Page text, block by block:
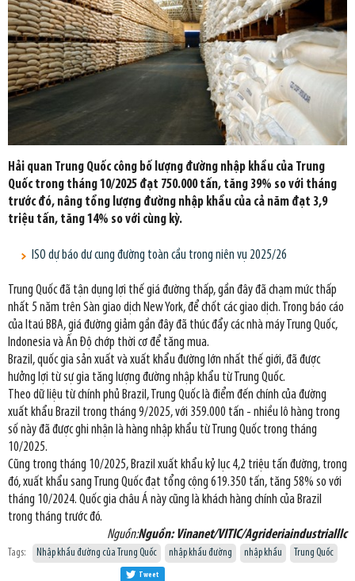
Hải quan Trung Quốc công bố lượng đường nhập khẩu của Trung
Quốc trong tháng 10/2025 đạt 750.000 tấn, tăng 39% so với tháng
trước đó, nâng tổng lượng đường nhập khẩu của cả năm đạt 3,9
triệu tấn, tăng 14% so với cùng kỳ.
ISO dự báo dư cung đường toàn cầu trong niên vụ 2025/26
Trung Quốc đã tận dụng lợi thế giá đường thấp, gần đây đã chạm mức thấp
nhất 5 năm trên Sàn giao dịch New York, để chốt các giao dịch. Trong báo cáo
của Itaú BBA, giá đường giảm gần đây đã thúc đẩy các nhà máy Trung Quốc,
Indonesia và Ấn Độ chớp thời cơ để tăng mua.
Brazil, quốc gia sản xuất và xuất khẩu đường lớn nhất thế giới, đã được
hưởng lợi từ sự gia tăng lượng đường nhập khẩu từ Trung Quốc.
Theo dữ liệu từ chính phủ Brazil, Trung Quốc là điểm đến chính của đường
xuất khẩu Brazil trong tháng 9/2025, với 359.000 tấn - nhiều lô hàng trong
số này đã được ghi nhận là hàng nhập khẩu từ Trung Quốc trong tháng
10/2025.
Cũng trong tháng 10/2025, Brazil xuất khẩu kỷ lục 4,2 triệu tấn đường, trong
đó, xuất khẩu sang Trung Quốc đạt tổng cộng 619.350 tấn, tăng 58% so với
tháng 10/2024. Quốc gia châu Á này cũng là khách hàng chính của Brazil
trong tháng trước đó.
Nguồn:Nguồn: Vinanet/VITIC/Agrideriaindustrialllc
Tags: Nhập khẩu đường của Trung Quốc nhập khẩu đường nhập khẩu Trung Quốc
Tweet